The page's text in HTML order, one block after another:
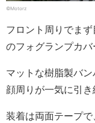
©Motorz
フロント周りでま
のフォグランプカバ
マットな樹脂製バン
顔周りが一気に引き
装着は両面テープ